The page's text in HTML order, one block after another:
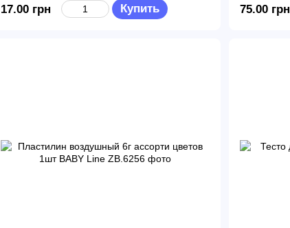
17.00 грн Купить 75.00 грн